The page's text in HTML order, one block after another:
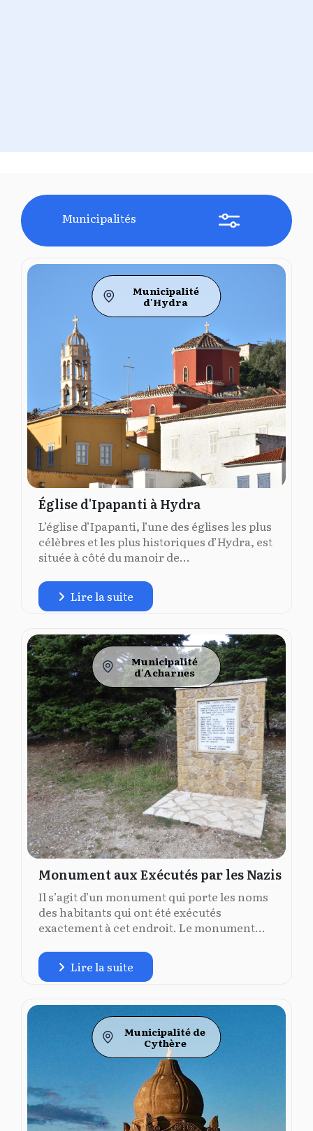
Municipalités
Municipalité
d'Hydra
Église d'Ipapanti à Hydra
L’église d’Ipapanti, l’une des églises les plus
célèbres et les plus historiques d’Hydra, est
située à côté du manoir de...
Lire la suite
Municipalité
d'Acharnes
Monument aux Exécutés par les Nazis
Il s’agit d’un monument qui porte les noms
des habitants qui ont été exécutés
exactement à cet endroit. Le monument...
Lire la suite
Municipalité de
Cythère